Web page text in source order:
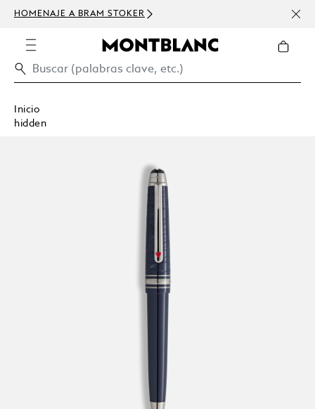
HOMENAJE A BRAM STOKER
USD
Inicio
hidden